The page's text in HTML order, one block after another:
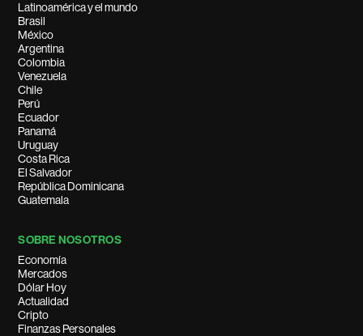
Latinoamérica y el mundo
Brasil
México
Argentina
Colombia
Venezuela
Chile
Perú
Ecuador
Panamá
Uruguay
Costa Rica
El Salvador
República Dominicana
Guatemala
SOBRE NOSOTROS
Economía
Mercados
Dólar Hoy
Actualidad
Cripto
Finanzas Personales